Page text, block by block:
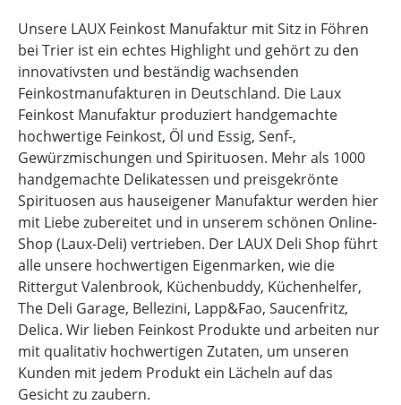
Unsere LAUX Feinkost Manufaktur mit Sitz in Föhren
bei Trier ist ein echtes Highlight und gehört zu den
innovativsten und beständig wachsenden
Feinkostmanufakturen in Deutschland. Die Laux
Feinkost Manufaktur produziert handgemachte
hochwertige Feinkost, Öl und Essig, Senf-,
Gewürzmischungen und Spirituosen. Mehr als 1000
handgemachte Delikatessen und preisgekrönte
Spirituosen aus hauseigener Manufaktur werden hier
mit Liebe zubereitet und in unserem schönen Online-
Shop (Laux-Deli) vertrieben. Der LAUX Deli Shop führt
alle unsere hochwertigen Eigenmarken, wie die
Rittergut Valenbrook, Küchenbuddy, Küchenhelfer,
The Deli Garage, Bellezini, Lapp&Fao, Saucenfritz,
Delica. Wir lieben Feinkost Produkte und arbeiten nur
mit qualitativ hochwertigen Zutaten, um unseren
Kunden mit jedem Produkt ein Lächeln auf das
Gesicht zu zaubern.